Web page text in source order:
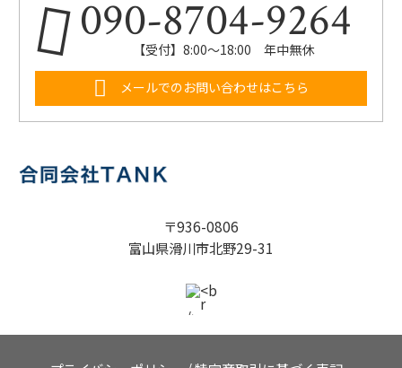
090-8704-9264
【受付】8:00～18:00 年中無休
メールでのお問い合わせはこちら
〒936-0806
富山県滑川市北野29-31